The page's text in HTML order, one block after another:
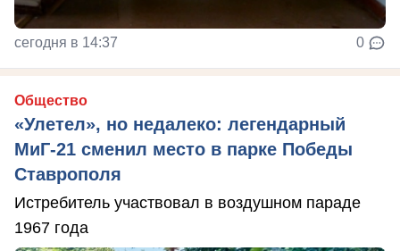
сегодня в 14:37 0
Общество
«Улетел», но недалеко: легендарный
МиГ-21 сменил место в парке Победы
Ставрополя
Истребитель участвовал в воздушном параде
1967 года